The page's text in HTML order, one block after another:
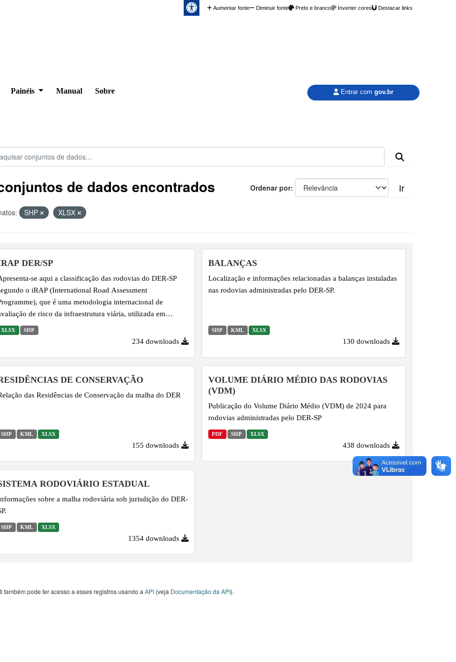
Aumentar fonte Diminuir fonte Preto e branco Inverter cores Destacar links
Painéis Manual Sobre Entrar com gov.br
Ordenar por Ir
de dados encontrados
SHP XLSX
DER/SP
se aqui a classificação das rodovias do DER-SP
o iRAP (International Road Assessment
que é uma metodologia internacional de
de risco da infraestrutura viária, utilizada em
países para identificar e reduzir o risco de mortes e
graves no trânsito.
XLSX SHP
234 downloads
BALANÇAS
Localização e informações relacionadas a balanças instaladas
nas rodovias administradas pelo DER-SP.
SHP KML XLSX
130 downloads
DE CONSERVAÇÃO
das Residências de Conservação da malha do DER
SHP KML XLSX
155 downloads
VOLUME DIÁRIO MÉDIO DAS RODOVIAS
(VDM)
Publicação do Volume Diário Médio (VDM) de 2024 para
rodovias administradas pelo DER-SP
PDF SHP XLSX
438 downloads
RODOVIÁRIO ESTADUAL
sobre a malha rodoviária sob jurisdição do DER-
SHP KML XLSX
1354 downloads
também pode ter acesso a esses registros usando a API (veja Documentação da API).